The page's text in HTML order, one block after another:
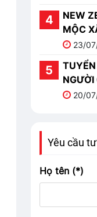
NEW
MỘC
23/
20/
Yêu cầu
Họ tên (*)